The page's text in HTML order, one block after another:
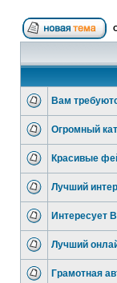
Вам
Огромный
Красивые
Лучший
Интересует
Лучший
Грамотная